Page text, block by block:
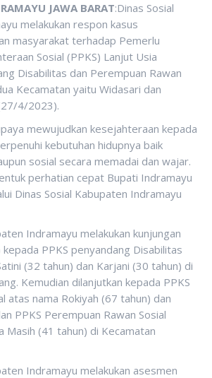
JAWA BARAT:Dinas Sosial
melakukan respon kasus
masyarakat terhadap Pemerlu
Sosial (PPKS) Lanjut Usia
Disabilitas dan Perempuan Rawan
Kecamatan yaitu Widasari dan
4/2023).
mewujudkan kesejahteraan kepada
kebutuhan hidupnya baik
sosial secara memadai dan wajar.
perhatian cepat Bupati Indramayu
Dinas Sosial Kabupaten Indramayu
Indramayu melakukan kunjungan
PPKS penyandang Disabilitas
(32 tahun) dan Karjani (30 tahun) di
Kemudian dilanjutkan kepada PPKS
atas nama Rokiyah (67 tahun) dan
PPKS Perempuan Rawan Sosial
Masih (41 tahun) di Kecamatan
Indramayu melakukan asesmen